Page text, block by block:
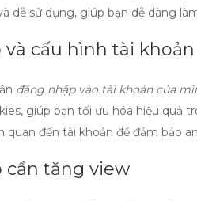
dễ sử dụng, giúp bạn dễ dàng
cấu hình tài khoản
đăng nhập vào tài khoản của
giúp bạn tối ưu hóa hiệu quả
quan đến tài khoản để đảm bảo
cần tăng view